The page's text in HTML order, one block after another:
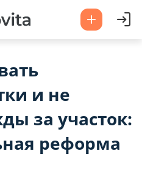
и не
за участок:
реформа